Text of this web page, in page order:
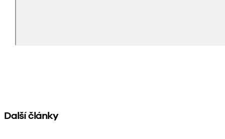
Další články